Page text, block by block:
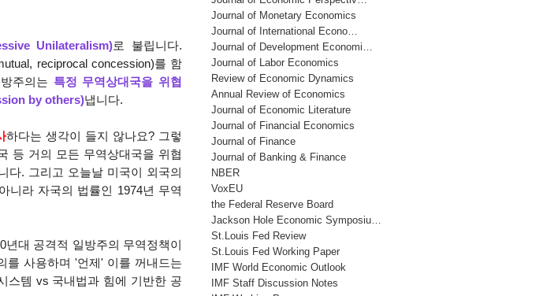
Unilateralism)로 불립니다.
reciprocal concession)를 함
주의는 특정 무역상대국을 위협
by others)냅니다.
하다는 생각이 들지 않나요? 그렇
등 거의 모든 무역상대국을 위협
다. 그리고 오늘날 미국이 외국의
니라 자국의 법률인 1974년 무역
대 공격적 일방주의 무역정책이
를 사용하며 '언제' 이를 꺼내드는
스템 vs 국내법과 힘에 기반한 공
Journal of Monetary Economics
Journal of International Econo…
Journal of Development Economi…
Journal of Labor Economics
Review of Economic Dynamics
Annual Review of Economics
Journal of Economic Literature
Journal of Financial Economics
Journal of Finance
Journal of Banking & Finance
NBER
VoxEU
the Federal Reserve Board
Jackson Hole Economic Symposiu…
St.Louis Fed Review
St.Louis Fed Working Paper
IMF World Economic Outlook
IMF Staff Discussion Notes